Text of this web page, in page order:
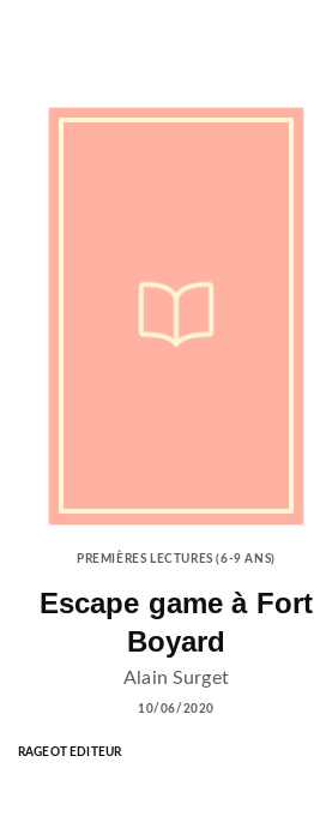
PREMIÈRES LECTURES (6-9 ANS)
Escape game à Fort
Boyard
Alain Surget
10/06/2020
RAGEOT EDITEUR